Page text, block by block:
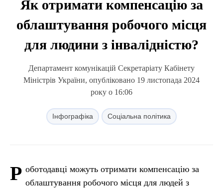
Як отримати компенсацію за
облаштування робочого місця
для людини з інвалідністю?
Департамент комунікацій Секретаріату Кабінету
Міністрів України, опубліковано 19 листопада 2024
року о 16:06
Інфографіка Соціальна політика
Р оботодавці можуть отримати компенсацію за
облаштування робочого місця для людей з